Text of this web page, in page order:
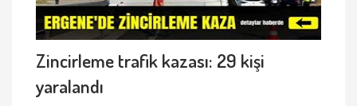
Zincirleme trafik kazası: 29 kişi
yaralandı